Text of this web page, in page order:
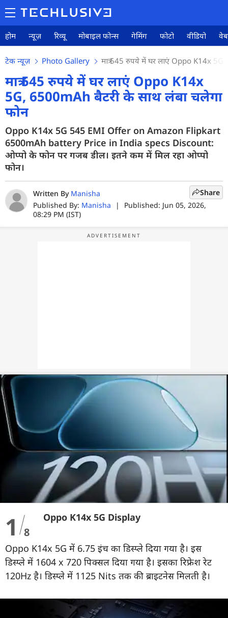
होम न्यूज़ रिव्यू मोबाइल फोन्स गेमिंग फोटो वीडियो
टेक न्यूज़ Photo Gallery मात्र 545 रुपये में घर लाएं Oppo K14x
मात्र 545 रुपये में घर लाएं Oppo K14x
5G, 6500mAh बैटरी के साथ लंबा चलेगा
फोन
Oppo K14x 5G 545 EMI Offer on Amazon Flipkart
6500mAh battery Price in India specs Discount:
ओप्पो के फोन पर गजब डील। इतने कम में मिल रहा ओप्पो
फोन।
Written By Manisha
Published By: Manisha |
Published: Jun 05, 2026,
08:29 PM (IST)
Share
1 8
Oppo K14x 5G Display
Oppo K14x 5G में 6.75 इंच का डिस्प्ले दिया गया है। इस
डिस्प्ले में 1604 x 720 पिक्सल दिया गया है। इसका रिफ्रेश रेट
120Hz है। डिस्प्ले में 1125 Nits तक की ब्राइटनेस मिलती है।